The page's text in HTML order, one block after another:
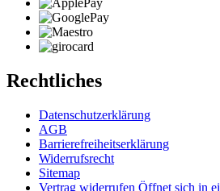
Rechtliches
Datenschutzerklärung
AGB
Barrierefreiheitserklärung
Widerrufsrecht
Sitemap
Vertrag widerrufen Öffnet sich in